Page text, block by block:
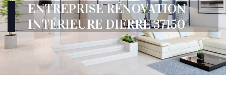
ENTREPRISE RÉNOVATION
INTÉRIEURE DIERRE 37150